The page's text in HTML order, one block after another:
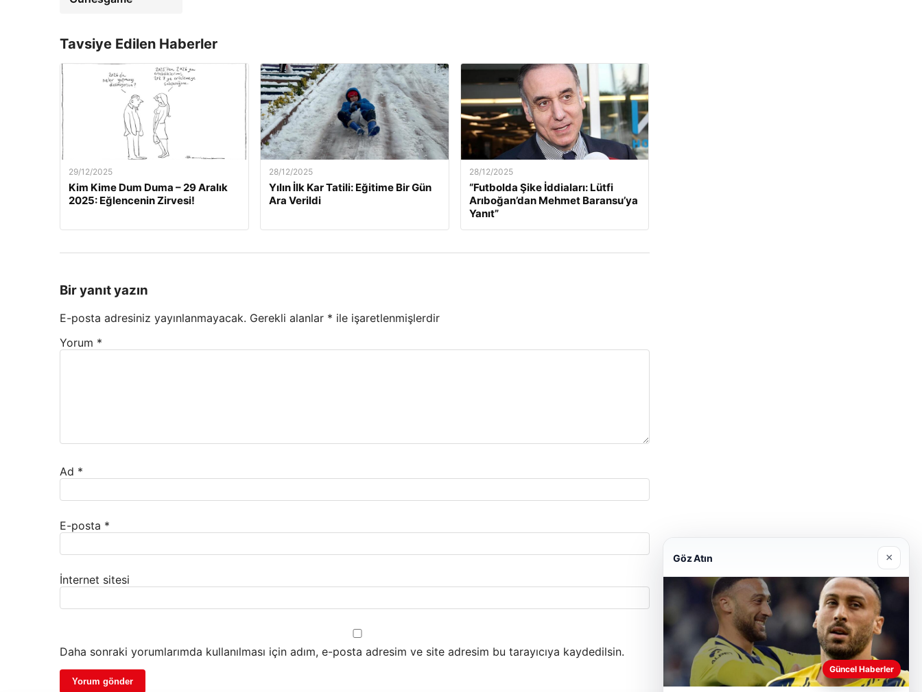
Tavsiye Edilen Haberler
29/12/2025
Kim Kime Dum Duma – 29 Aralık
2025: Eğlencenin Zirvesi!
28/12/2025
Yılın İlk Kar Tatili: Eğitime Bir Gün
Ara Verildi
28/12/2025
“Futbolda Şike İddiaları: Lütfi
Arıboğan’dan Mehmet Baransu’ya
Yanıt”
Bir yanıt yazın
E-posta adresiniz yayınlanmayacak. Gerekli alanlar * ile işaretlenmişlerdir
Yorum *
Ad *
E-posta *
İnternet sitesi
Daha sonraki yorumlarımda kullanılması için adım, e-posta adresim ve site adresim bu tarayıcıya kaydedilsin.
Göz Atın ×
Güncel Haberler